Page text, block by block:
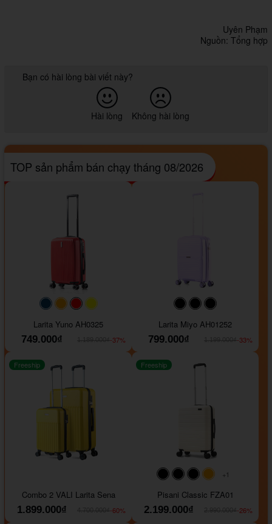
Uyên Phạm
Nguồn: Tổng hợp
Bạn có hài lòng bài viết này?
Hài lòng Không hài lòng
TOP sản phẩm bán chạy tháng 08/2026
#093f69#ffa500#FF0000
Larita Yuno AH0325
749.000₫
-37%
#000000#000000
Larita Miyo AH01252
799.000₫
-33%
Freeship
Combo 2 VALI Larita Sena
1.899.000₫
-60%
#000000#000000#000000
+1
Freeship
Pisani Classic FZA01
2.199.000₫
-26%